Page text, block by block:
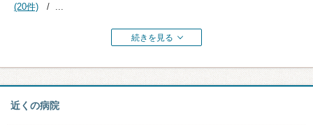
(20件)
続きを見る
近くの病院